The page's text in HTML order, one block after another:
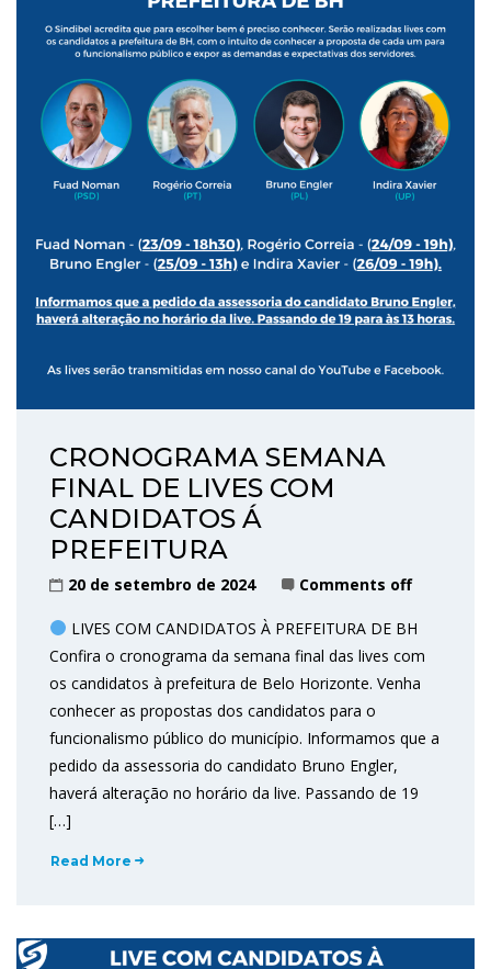
CRONOGRAMA SEMANA
FINAL DE LIVES COM
CANDIDATOS Á
PREFEITURA
20 de setembro de 2024 Comments off
LIVES COM CANDIDATOS À PREFEITURA DE BH
Confira o cronograma da semana final das lives com
os candidatos à prefeitura de Belo Horizonte. Venha
conhecer as propostas dos candidatos para o
funcionalismo público do município. Informamos que a
pedido da assessoria do candidato Bruno Engler,
haverá alteração no horário da live. Passando de 19
[…]
Read More